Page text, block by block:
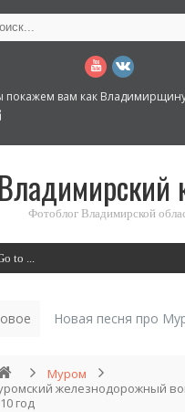
покажем вам как
Владимирский
Фотоблог Владимирской
Новая песня про
Муром
железнодорожный
год